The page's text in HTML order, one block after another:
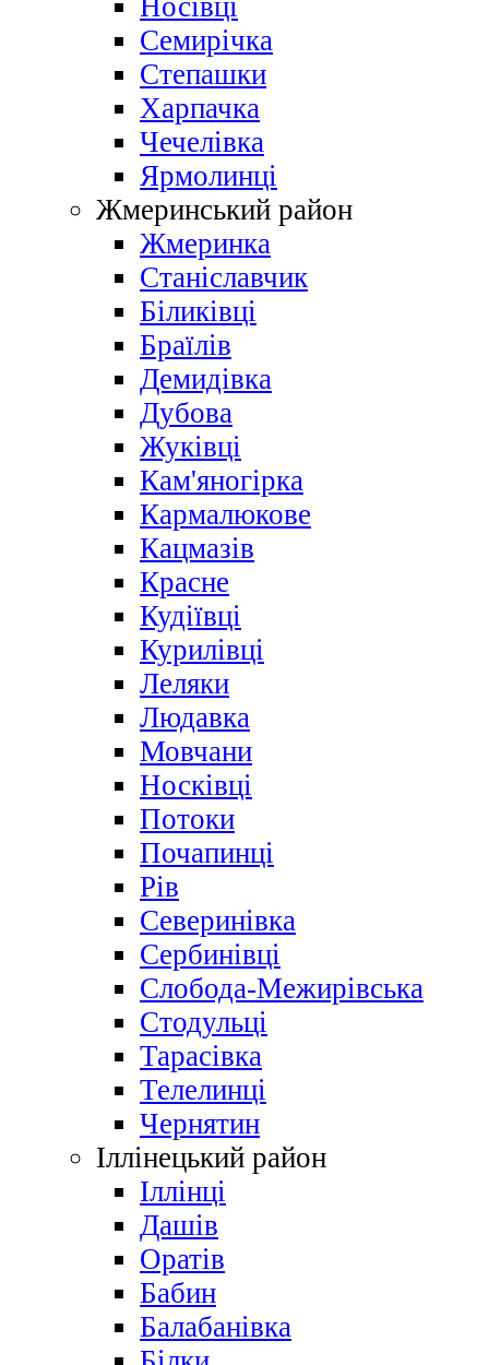
Носівці
Семирічка
Степашки
Харпачка
Чечелівка
Ярмолинці
Жмеринський район
Жмеринка
Станіславчик
Біликівці
Браїлів
Демидівка
Дубова
Жуківці
Кам'яногірка
Кармалюкове
Кацмазів
Красне
Кудіївці
Курилівці
Леляки
Людавка
Мовчани
Носківці
Потоки
Почапинці
Рів
Северинівка
Сербинівці
Слобода-Межирівська
Стодульці
Тарасівка
Телелинці
Чернятин
Іллінецький район
Іллінці
Дашів
Оратів
Бабин
Балабанівка